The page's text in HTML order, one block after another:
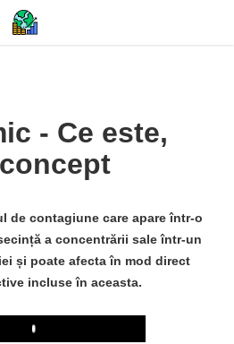
- Ce este,
de contagiune care apare într-o
a concentrării sale într-un
și poate afecta în mod direct
incluse în aceasta.
Play